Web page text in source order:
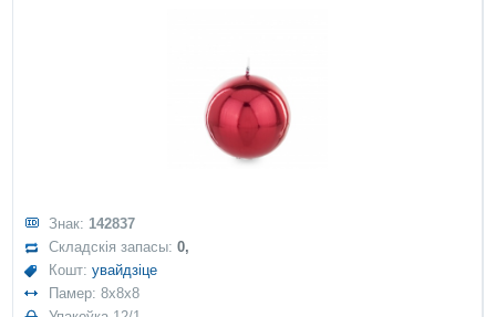
Знак: 142837
Складскія запасы:0,
Кошт:увайдзіце
Памер: 8x8x8